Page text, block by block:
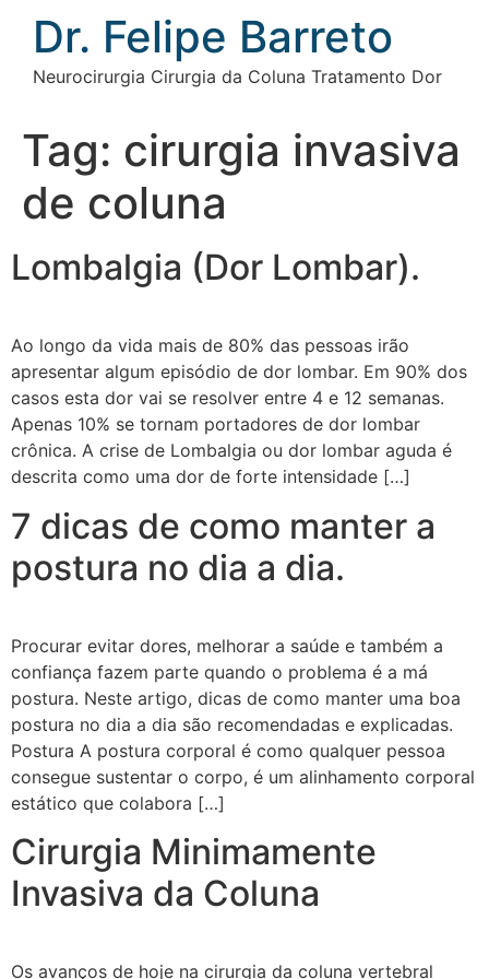
conteúdo
Dr. Felipe Barreto
Neurocirurgia Cirurgia da Coluna Tratamento Dor
Tag: cirurgia invasiva
de coluna
Lombalgia (Dor Lombar).
Ao longo da vida mais de 80% das pessoas irão
apresentar algum episódio de dor lombar. Em 90% dos
casos esta dor vai se resolver entre 4 e 12 semanas.
Apenas 10% se tornam portadores de dor lombar
crônica. A crise de Lombalgia ou dor lombar aguda é
descrita como uma dor de forte intensidade […]
7 dicas de como manter a
postura no dia a dia.
Procurar evitar dores, melhorar a saúde e também a
confiança fazem parte quando o problema é a má
postura. Neste artigo, dicas de como manter uma boa
postura no dia a dia são recomendadas e explicadas.
Postura A postura corporal é como qualquer pessoa
consegue sustentar o corpo, é um alinhamento corporal
estático que colabora […]
Cirurgia Minimamente
Invasiva da Coluna
Os avanços de hoje na cirurgia da coluna vertebral